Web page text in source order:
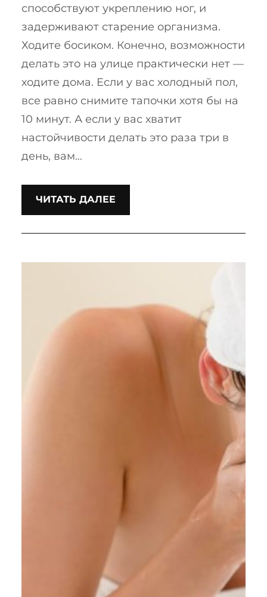
способствуют укреплению ног, и
задерживают старение организма.
Ходите босиком. Конечно, возможности
делать это на улице практически нет —
ходите дома. Если у вас холодный пол,
все равно снимите тапочки хотя бы на
10 минут. А если у вас хватит
настойчивости делать это раза три в
день, вам…
ЧИТАТЬ ДАЛЕЕ